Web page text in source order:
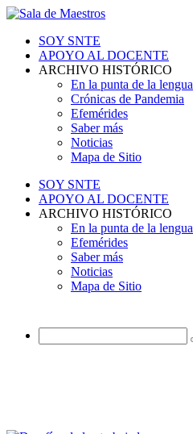
SOY SNTE
APOYO AL DOCENTE
ARCHIVO HISTÓRICO
En la punta de la lengua
Crónicas de Pandemia
Efemérides
Saber más
Noticias
Mapa de Sitio
SOY SNTE
APOYO AL DOCENTE
ARCHIVO HISTÓRICO
En la punta de la lengua
Efemérides
Saber más
Noticias
Mapa de Sitio